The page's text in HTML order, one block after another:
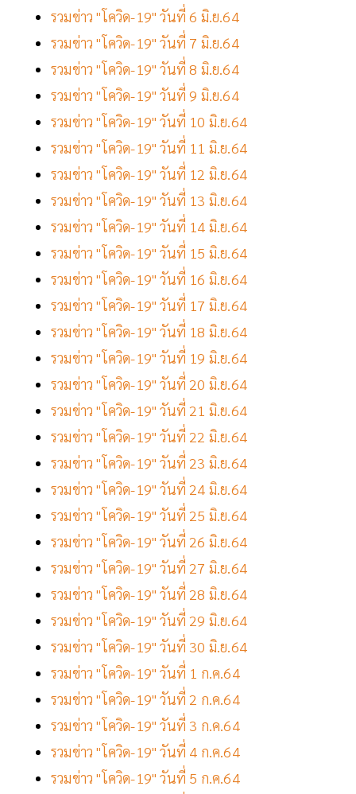
รวมข่าว "โควิด-19" วันที่ 6 มิ.ย.64
รวมข่าว "โควิด-19" วันที่ 7 มิ.ย.64
รวมข่าว "โควิด-19" วันที่ 8 มิ.ย.64
รวมข่าว "โควิด-19" วันที่ 9 มิ.ย.64
รวมข่าว "โควิด-19" วันที่ 10 มิ.ย.64
รวมข่าว "โควิด-19" วันที่ 11 มิ.ย.64
รวมข่าว "โควิด-19" วันที่ 12 มิ.ย.64
รวมข่าว "โควิด-19" วันที่ 13 มิ.ย.64
รวมข่าว "โควิด-19" วันที่ 14 มิ.ย.64
รวมข่าว "โควิด-19" วันที่ 15 มิ.ย.64
รวมข่าว "โควิด-19" วันที่ 16 มิ.ย.64
รวมข่าว "โควิด-19" วันที่ 17 มิ.ย.64
รวมข่าว "โควิด-19" วันที่ 18 มิ.ย.64
รวมข่าว "โควิด-19" วันที่ 19 มิ.ย.64
รวมข่าว "โควิด-19" วันที่ 20 มิ.ย.64
รวมข่าว "โควิด-19" วันที่ 21 มิ.ย.64
รวมข่าว "โควิด-19" วันที่ 22 มิ.ย.64
รวมข่าว "โควิด-19" วันที่ 23 มิ.ย.64
รวมข่าว "โควิด-19" วันที่ 24 มิ.ย.64
รวมข่าว "โควิด-19" วันที่ 25 มิ.ย.64
รวมข่าว "โควิด-19" วันที่ 26 มิ.ย.64
รวมข่าว "โควิด-19" วันที่ 27 มิ.ย.64
รวมข่าว "โควิด-19" วันที่ 28 มิ.ย.64
รวมข่าว "โควิด-19" วันที่ 29 มิ.ย.64
รวมข่าว "โควิด-19" วันที่ 30 มิ.ย.64
รวมข่าว "โควิด-19" วันที่ 1 ก.ค.64
รวมข่าว "โควิด-19" วันที่ 2 ก.ค.64
รวมข่าว "โควิด-19" วันที่ 3 ก.ค.64
รวมข่าว "โควิด-19" วันที่ 4 ก.ค.64
รวมข่าว "โควิด-19" วันที่ 5 ก.ค.64